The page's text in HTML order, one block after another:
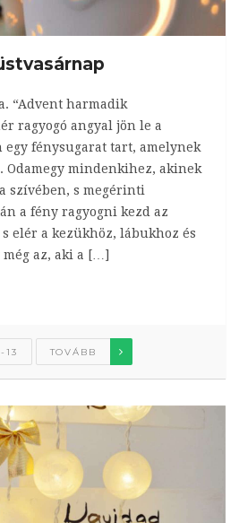
“Advent harmadik
ragyogó angyal jön le a
egy fénysugarat tart, amelynek
Odamegy mindenkihez, akinek
szívében, s megérinti
a fény ragyogni kezd az
elér a kezükhöz, lábukhoz és
még az, aki a […]
13 TOVÁBB